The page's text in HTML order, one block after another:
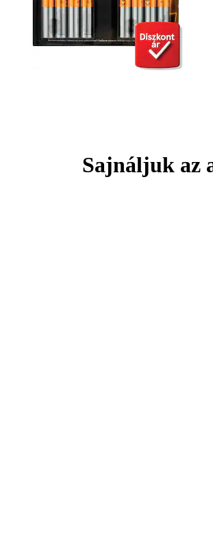
Sajnáljuk az